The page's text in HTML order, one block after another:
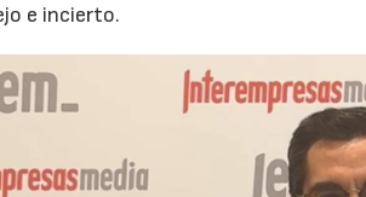
e incierto.